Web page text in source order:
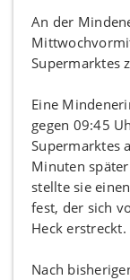
An der
Supermarktes
Eine
gegen 09:45
Supermarktes
Minuten
stellte sie
fest, der sich
Heck erstreckt.
Nach